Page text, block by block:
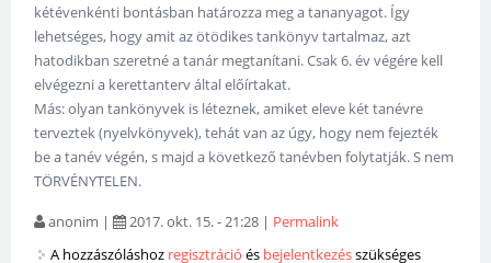
kétévenkénti bontásban határozza meg a tananyagot. Így
lehetséges, hogy amit az ötödikes tankönyv tartalmaz, azt
hatodikban szeretné a tanár megtanítani. Csak 6. év végére kell
elvégezni a kerettanterv által előírtakat.
Más: olyan tankönyvek is léteznek, amiket eleve két tanévre
terveztek (nyelvkönyvek), tehát van az úgy, hogy nem fejezték
be a tanév végén, s majd a következő tanévben folytatják. S nem
TÖRVÉNYTELEN.
anonim | 2017. okt. 15. - 21:28 | Permalink
A hozzászóláshoz regisztráció és bejelentkezésszükséges